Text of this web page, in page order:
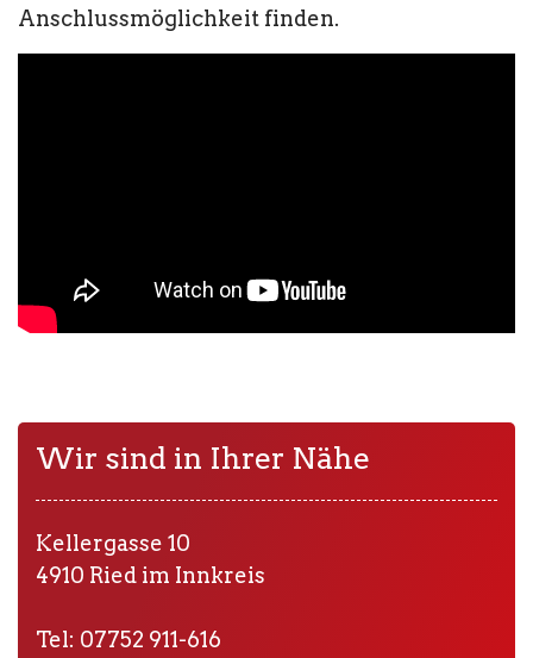
Anschlussmöglichkeit finden.
Wir sind in Ihrer Nähe
Kellergasse 10
4910 Ried im Innkreis
Tel: 07752 911-616